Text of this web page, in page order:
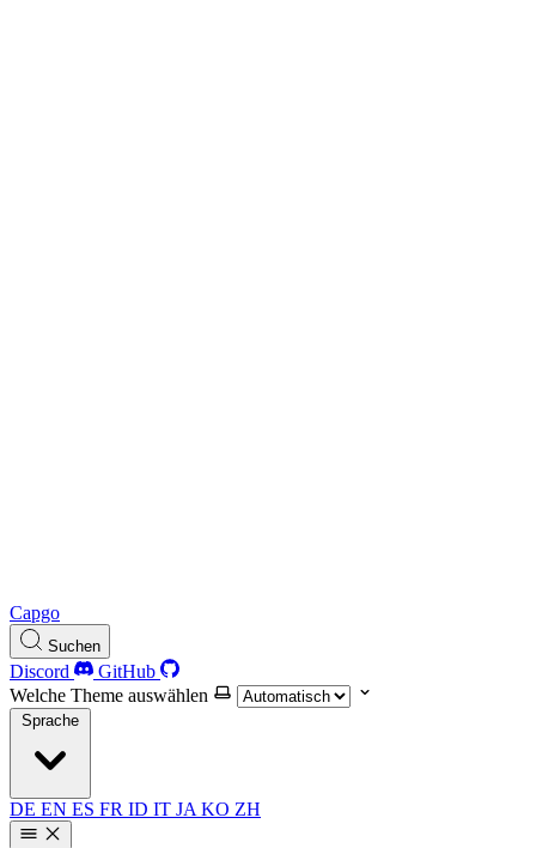
Capgo
Suchen
Discord
GitHub
Welche Theme auswählen
Sprache
DE EN ES FR ID IT JA KO ZH